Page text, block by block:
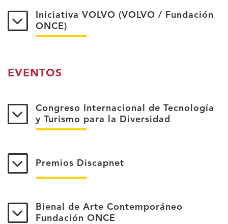
Iniciativa VOLVO (VOLVO / Fundación
ONCE)
EVENTOS
Congreso Internacional de Tecnología
y Turismo para la Diversidad
Premios Discapnet
Bienal de Arte Contemporáneo
Fundación ONCE